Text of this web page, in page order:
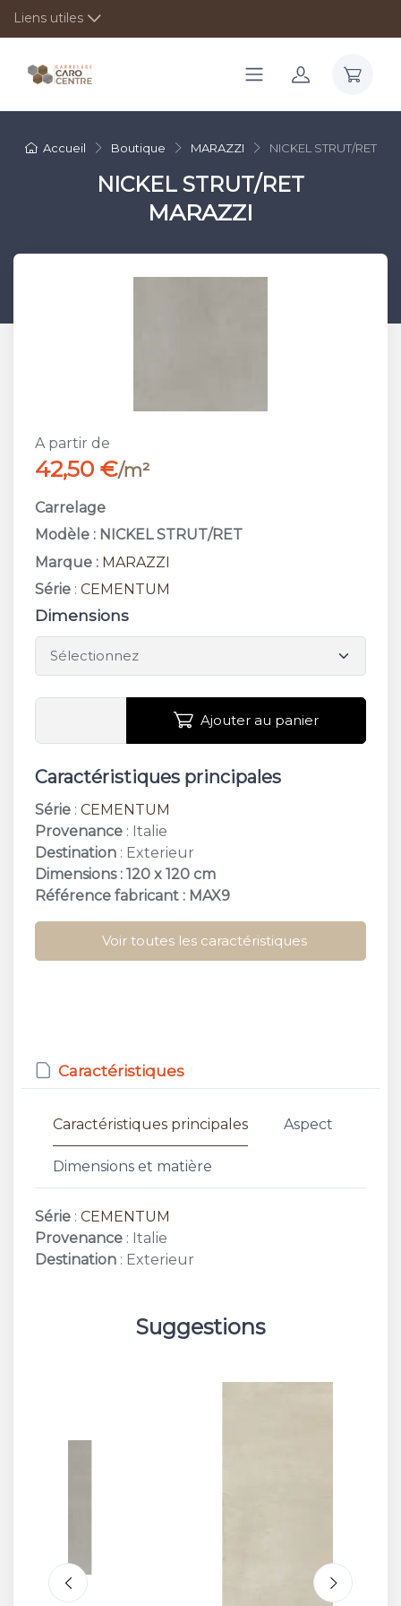
Liens utiles
Accueil Boutique MARAZZI NICKEL STRUT/RET
NICKEL STRUT/RET
MARAZZI
A partir de
42,50 €/m²
Carrelage
Modèle : NICKEL STRUT/RET
Marque : MARAZZI
Série : CEMENTUM
Dimensions
Ajouter au panier
Caractéristiques principales
Série : CEMENTUM
Provenance : Italie
Destination : Exterieur
Dimensions : 120 x 120 cm
Référence fabricant : MAX9
Voir toutes les caractéristiques
Caractéristiques
Caractéristiques principales Aspect
Dimensions et matière
Série : CEMENTUM
Provenance : Italie
Destination : Exterieur
Suggestions